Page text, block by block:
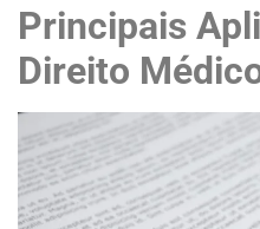
Principais
Direito